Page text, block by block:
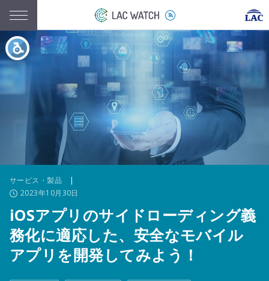
サービス・製品 |
2023年10月30日
iOSアプリのサイドローディング義
務化に適応した、安全なモバイル
アプリを開発してみよう！